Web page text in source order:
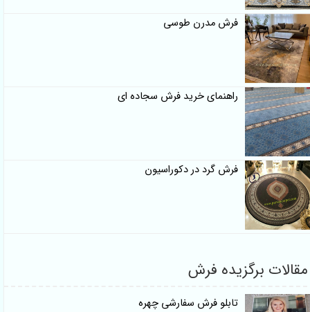
فرش مدرن طوسی
راهنمای خرید فرش سجاده ای
فرش گرد در دکوراسیون
مقالات برگزیده فرش
تابلو فرش سفارشی چهره